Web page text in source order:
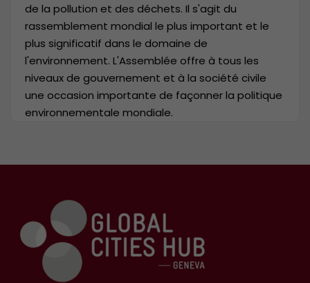
de la pollution et des déchets. Il s'agit du
rassemblement mondial le plus important et le
plus significatif dans le domaine de
l'environnement. L'Assemblée offre à tous les
niveaux de gouvernement et à la société civile
une occasion importante de façonner la politique
environnementale mondiale.